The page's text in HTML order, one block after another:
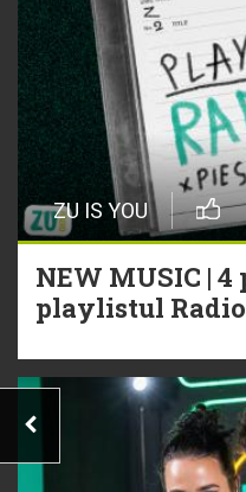
ZU IS YOU
NEW MUSIC |
playlistul